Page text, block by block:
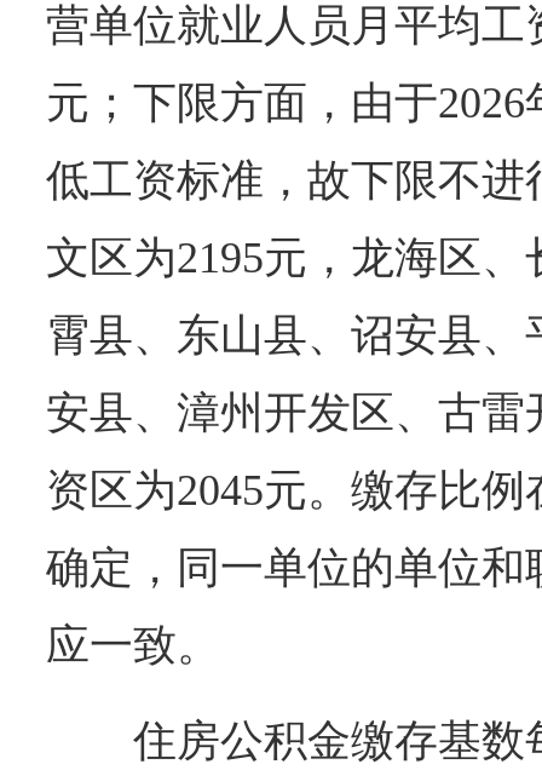
营单位就业人员月平均工
元；下限方面，由于
低工资标准，故下限不
文区为2195元，龙海区
霄县、东山县、诏安县
安县、漳州开发区、古
资区为2045元。缴存比
确定，同一单位的单位
应一致。
住房公积金缴存基数